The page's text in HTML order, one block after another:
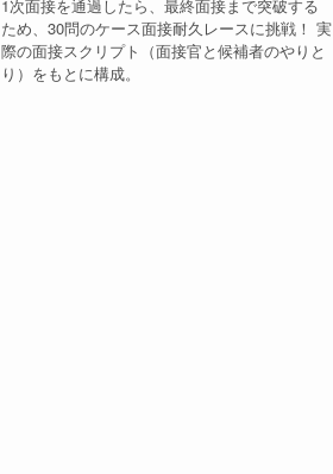
1次面接を通過したら、最終面接まで突破する
ため、30問のケース面接耐久レースに挑戦！ 実
際の面接スクリプト（面接官と候補者のやりと
り）をもとに構成。